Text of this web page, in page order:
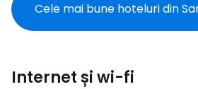
Cele mai bune hoteluri din
Internet și wi-fi